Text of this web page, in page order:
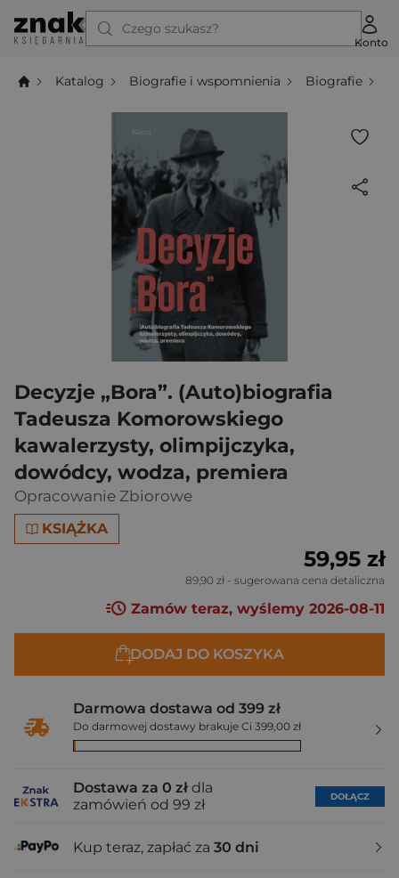
Czego szukasz?
Konto
Katalog Biografie i wspomnienia Biografie
Decyzje „Bora”. (Auto)biografia
Tadeusza Komorowskiego
kawalerzysty, olimpijczyka,
dowódcy, wodza, premiera
Opracowanie Zbiorowe
KSIĄŻKA
59,95 zł
89,90 zł - sugerowana cena detaliczna
Zamów teraz, wyślemy 2026-08-11
DODAJ DO KOSZYKA
Darmowa dostawa od 399 zł
Do darmowej dostawy brakuje Ci 399,00 zł
Dostawa za 0 zł dla
zamówień od 99 zł
DOŁĄCZ
Kup teraz, zapłać za 30 dni